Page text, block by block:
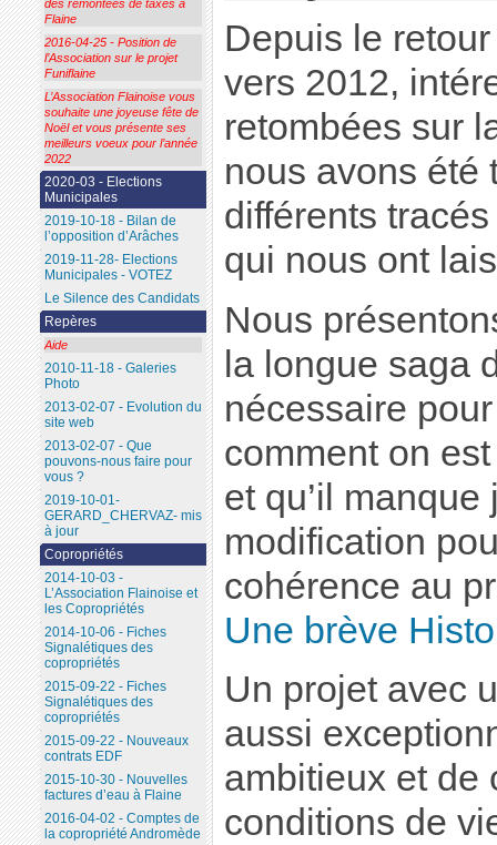
Depuis le
vers 2012,
retombées sur
nous avons été
différents
qui nous ont
Nous
la longue saga
nécessaire
comment on
et qu’il
modification
cohérence au
Une brève
Un projet avec
aussi
ambitieux et de
conditions de
des remontées de taxes à
Flaine
2016-04-25 - Position de
l’Association sur le projet
Funiflaine
L’Association Flainoise vous
souhaite une joyeuse fête de
Noël et vous présente ses
meilleurs voeux pour l’année
2022
2020-03 - Elections
Municipales
2019-10-18 - Bilan de
l’opposition d’Arâches
2019-11-28- Elections
Municipales - VOTEZ
Le Silence des Candidats
Repères
Aide
2010-11-18 - Galeries
Photo
2013-02-07 - Evolution du
site web
2013-02-07 - Que
pouvons-nous faire pour
vous ?
2019-10-01-
GERARD_CHERVAZ- mis
à jour
Copropriétés
2014-10-03 -
L’Association Flainoise et
les Copropriétés
2014-10-06 - Fiches
Signalétiques des
copropriétés
2015-09-22 - Fiches
Signalétiques des
copropriétés
2015-09-22 - Nouveaux
contrats EDF
2015-10-30 - Nouvelles
factures d’eau à Flaine
2016-04-02 - Comptes de
la copropriété Andromède